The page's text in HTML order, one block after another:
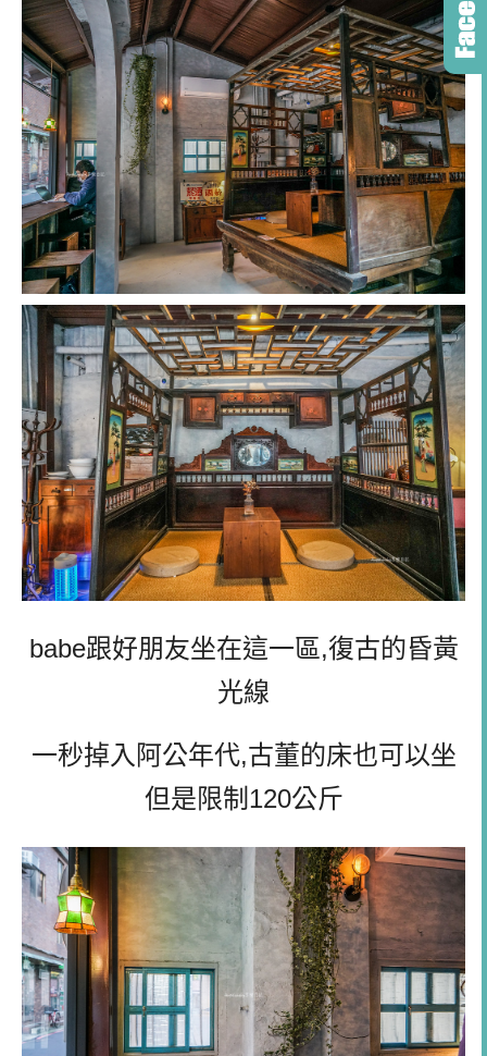
babe跟好朋友坐在這一區,復古的昏黃
光線
一秒掉入阿公年代,古董的床也可以坐
但是限制120公斤